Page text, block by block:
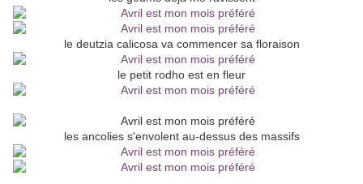
le deutzia calicosa va commencer sa floraison
le petit rodho est en fleur
les ancolies s'envolent au-dessus des massifs